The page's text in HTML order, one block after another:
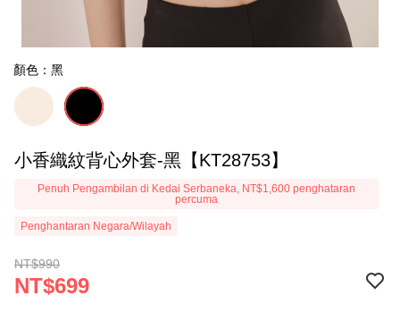
顏色：黑
小香織紋背心外套-黑【KT28753】
Penuh Pengambilan di Kedai Serbaneka, NT$1,600 penghataran
percuma
Penghantaran Negara/Wilayah
NT$990
NT$699